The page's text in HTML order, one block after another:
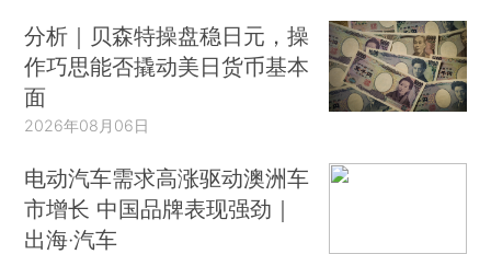
分析｜贝森特操盘稳日元，操
作巧思能否撬动美日货币基本
面
2026年08月06日
电动汽车需求高涨驱动澳洲车
市增长 中国品牌表现强劲｜
出海·汽车